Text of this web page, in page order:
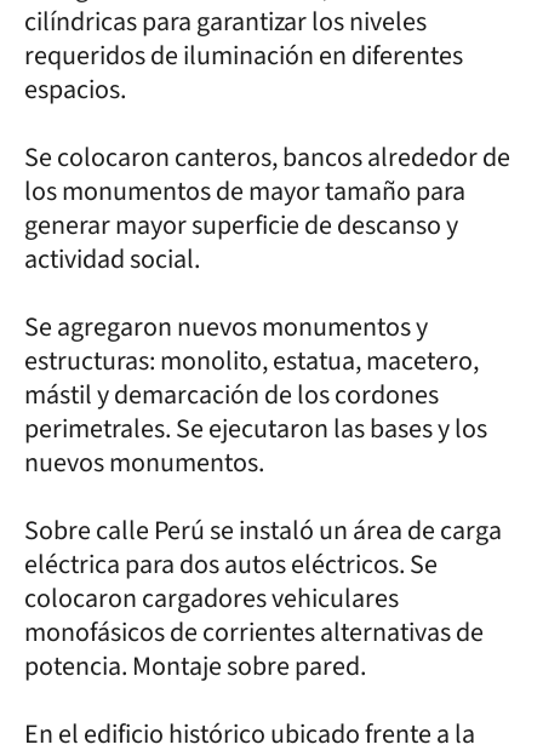
cilíndricas para garantizar los niveles
requeridos de iluminación en diferentes
espacios.
Se colocaron canteros, bancos alrededor de
los monumentos de mayor tamaño para
generar mayor superficie de descanso y
actividad social.
Se agregaron nuevos monumentos y
estructuras: monolito, estatua, macetero,
mástil y demarcación de los cordones
perimetrales. Se ejecutaron las bases y los
nuevos monumentos.
Sobre calle Perú se instaló un área de carga
eléctrica para dos autos eléctricos. Se
colocaron cargadores vehiculares
monofásicos de corrientes alternativas de
potencia. Montaje sobre pared.
En el edificio histórico ubicado frente a la